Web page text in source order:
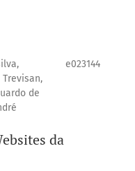
de
e023144
da